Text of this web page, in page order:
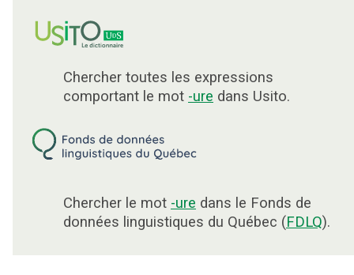
Chercher toutes les expressions
comportant le mot -ure dans Usito.
Chercher le mot -ure dans le Fonds de
données linguistiques du Québec (FDLQ).